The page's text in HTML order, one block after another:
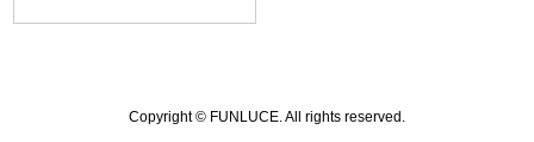
Copyright © FUNLUCE.All rights reserved.